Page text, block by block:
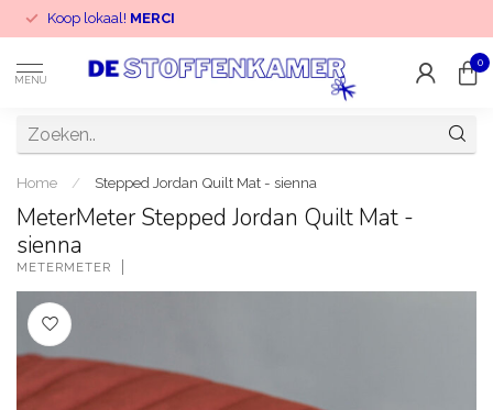
Koop lokaal! MERCI
MENU
0
Home / Stepped Jordan Quilt Mat - sienna
MeterMeter Stepped Jordan Quilt Mat -
sienna
METERMETER